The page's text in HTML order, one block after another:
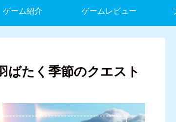
ゲーム紹介 ゲームレビュー
ばたく季節のクエスト